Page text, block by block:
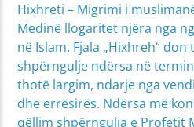
Hixhreti – Migrimi i
Medinë llogaritet njëra nga
në Islam. Fjala „Hixhreh“
shpërngulje ndërsa në
thotë largim, ndarje nga
dhe errësirës. Ndërsa më
qëllim shpërngulja e Profetit